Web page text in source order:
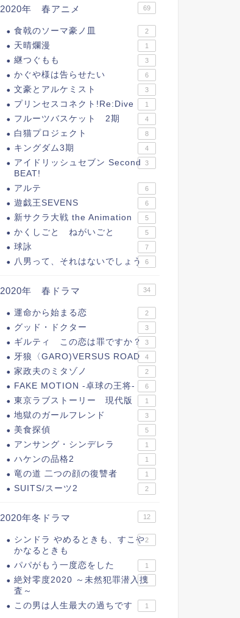
2020年 春アニメ 69
食戟のソーマ豪ノ皿 2
天晴爛漫 1
継つぐもも 3
かぐや様は告らせたい 6
文豪とアルケミスト 3
プリンセスコネクト!Re:Dive 1
フルーツバスケット 2期 4
白猫プロジェクト 8
キングダム3期 4
アイドリッシュセブン Second
BEAT!
3
アルテ 6
遊戯王SEVENS 6
新サクラ大戦 the Animation 5
かくしごと ねがいごと 5
球詠 7
八男って、それはないでしょう 6
2020年 春ドラマ 34
運命から始まる恋 2
グッド・ドクター 3
ギルティ この恋は罪ですか？ 3
牙狼〈GARO)VERSUS ROAD 4
家政夫のミタゾノ 2
FAKE MOTION -卓球の王将- 6
東京ラブストーリー 現代版 1
地獄のガールフレンド 3
美食探偵 5
アンサング・シンデレラ 1
ハケンの品格2 1
竜の道 二つの顔の復讐者 1
SUITS/スーツ2 2
2020年冬ドラマ 12
シンドラ やめるときも、すこや
かなるときも
2
パパがもう一度恋をした 1
絶対零度2020 ～未然犯罪潜入捜
査～
1
この男は人生最大の過ちです 1